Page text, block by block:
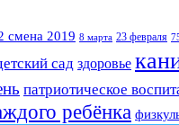
смена 2019 8 марта 23 февраля
сад здоровье
патриотическое
ребёнка